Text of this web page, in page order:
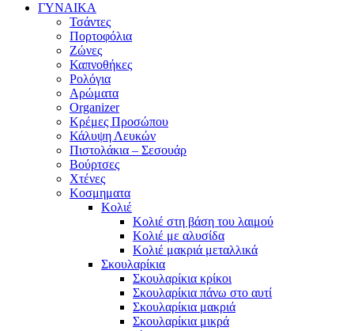
ΓΥΝΑΙΚΑ
Τσάντες
Πορτοφόλια
Ζώνες
Καπνοθήκες
Ρολόγια
Αρώματα
Organizer
Κρέμες Προσώπου
Κάλυψη Λευκών
Πιστολάκια – Σεσουάρ
Βούρτσες
Χτένες
Κοσμηματα
Κολιέ
Κολιέ στη βάση του λαιμού
Κολιέ με αλυσίδα
Κολιέ μακριά μεταλλικά
Σκουλαρίκια
Σκουλαρίκια κρίκοι
Σκουλαρίκια πάνω στο αυτί
Σκουλαρίκια μακριά
Σκουλαρίκια μικρά